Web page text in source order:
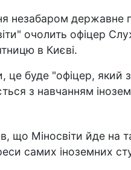
незабаром державне
очолить офіцер
в Києві.
це буде "офіцер, який
з навчанням
що Міносвіти йде на
самих іноземних